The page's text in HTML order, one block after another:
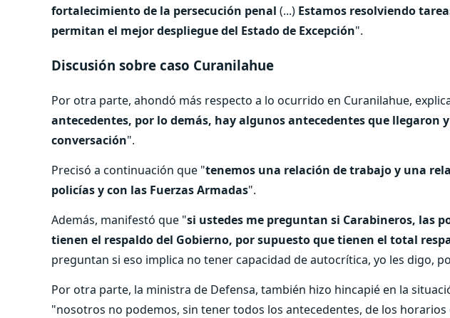
fortalecimiento de la persecución penal (...) Estamos resolviendo
permitan el mejor despliegue del Estado de Excepción".
Discusión sobre caso Curanilahue
Por otra parte, ahondó más respecto a lo ocurrido en Curanilahue,
antecedentes, por lo demás, hay algunos antecedentes que llegaron
conversación".
Precisó a continuación que "tenemos una relación de trabajo y una
policías y con las Fuerzas Armadas".
Además, manifestó que "si ustedes me preguntan si Carabineros, las
tienen el respaldo del Gobierno, por supuesto que tienen el total
preguntan si eso implica no tener capacidad de autocrítica, yo les digo,
Por otra parte, la ministra de Defensa, también hizo hincapié en la
"nosotros no podemos, sin tener todos los antecedentes, de los